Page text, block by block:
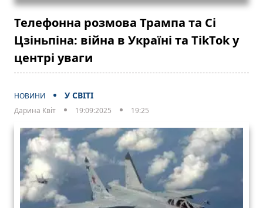
Телефонна розмова Трампа та Сі
Цзіньпіна: війна в Україні та TikTok у
центрі уваги
НОВИНИ У СВІТІ
Дарина Квіт 19:09:2025 19:25